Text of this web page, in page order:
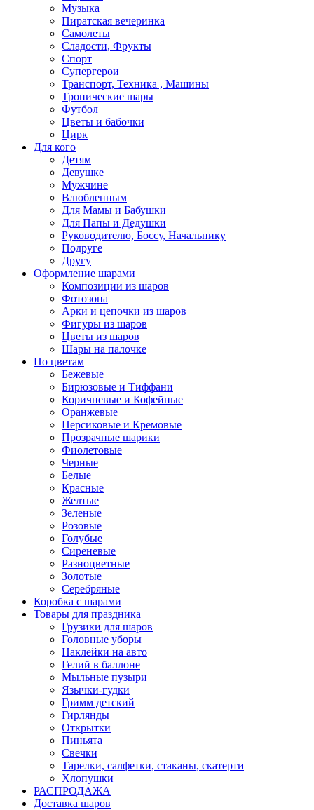
Музыка
Пиратская вечеринка
Самолеты
Сладости, Фрукты
Спорт
Супергерои
Транспорт, Техника , Машины
Тропические шары
Футбол
Цветы и бабочки
Цирк
Для кого
Детям
Девушке
Мужчине
Влюбленным
Для Мамы и Бабушки
Для Папы и Дедушки
Руководителю, Боссу, Начальнику
Подруге
Другу
Оформление шарами
Композиции из шаров
Фотозона
Арки и цепочки из шаров
Фигуры из шаров
Цветы из шаров
Шары на палочке
По цветам
Бежевые
Бирюзовые и Тиффани
Коричневые и Кофейные
Оранжевые
Персиковые и Кремовые
Прозрачные шарики
Фиолетовые
Черные
Белые
Красные
Желтые
Зеленые
Розовые
Голубые
Сиреневые
Разноцветные
Золотые
Серебряные
Коробка с шарами
Товары для праздника
Грузики для шаров
Головные уборы
Наклейки на авто
Гелий в баллоне
Мыльные пузыри
Язычки-гудки
Гримм детский
Гирлянды
Открытки
Пиньята
Свечки
Тарелки, салфетки, стаканы, скатерти
Хлопушки
РАСПРОДАЖА
Доставка шаров